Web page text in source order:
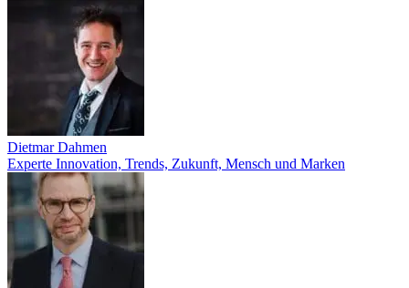
Dietmar Dahmen
Experte Innovation, Trends, Zukunft, Mensch und Marken